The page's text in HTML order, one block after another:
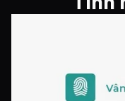
Bảo hành chính